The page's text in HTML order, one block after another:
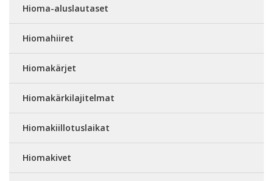
Hioma-aluslautaset
Hiomahiiret
Hiomakärjet
Hiomakärkilajitelmat
Hiomakiillotuslaikat
Hiomakivet